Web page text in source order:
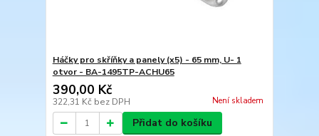
Háčky pro skříňky a panely (x5) - 65 mm, U- 1
otvor - BA-1495TP-ACHU65
390,00 Kč
322,31 Kč bez DPH Není skladem
Přidat do košíku